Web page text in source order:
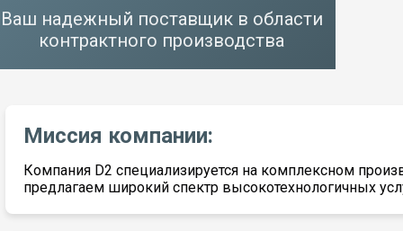
Ваш надежный поставщик в области
контрактного производства
Миссия компании:
Компания D2 специализируется на комплексном
предлагаем широкий спектр высокотехнологичных